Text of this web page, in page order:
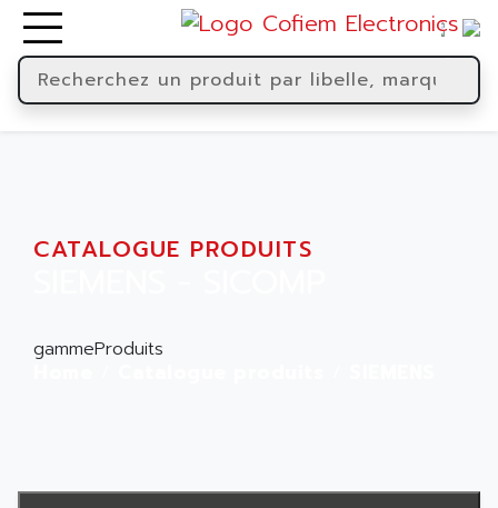
CATALOGUE PRODUITS
gammeProduits